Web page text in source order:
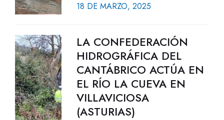
18 DE MARZO, 2025
LA CONFEDERACIÓN
HIDROGRÁFICA DEL
CANTÁBRICO ACTÚA EN
EL RÍO LA CUEVA EN
VILLAVICIOSA
(ASTURIAS)